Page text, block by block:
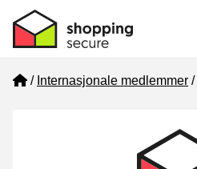
Home
Internasjonale medlemmer